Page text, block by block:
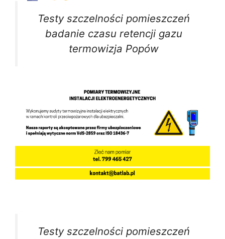
Testy szczelności pomieszczeń
badanie czasu retencji gazu
termowizja Popów
Testy szczelności pomieszczeń